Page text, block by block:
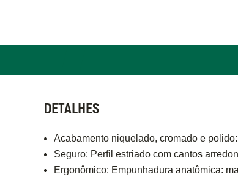
DETALHES
Acabamento niquelado, cromado e
Seguro: Perfil estriado com cantos
Ergonômico: Empunhadura anatômica: